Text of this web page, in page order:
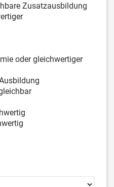
Zusatzausbildung
oder gleichwertiger